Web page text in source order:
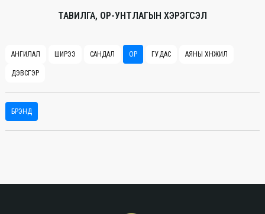
ТАВИЛГА, ОР-УНТЛАГЫН ХЭРЭГСЭЛ
АНГИЛАЛ ШИРЭЭ САНДАЛ ОР ГУДАС АЯНЫ ХӨНЖИЛ
ДЭВСГЭР
БРЭНД